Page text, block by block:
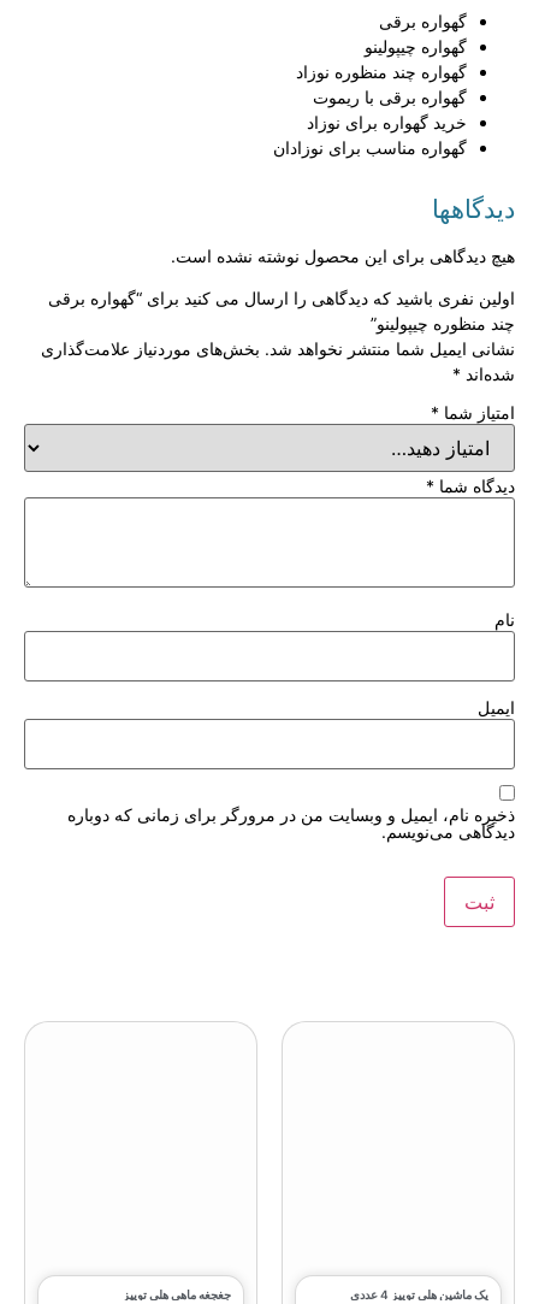
گهواره برقی
گهواره چیپولینو
گهواره چند منظوره نوزاد
گهواره برقی با ریموت
خرید گهواره برای نوزاد
گهواره مناسب برای نوزادان
دیدگاهها
هیچ دیدگاهی برای این محصول نوشته نشده است.
اولین نفری باشید که دیدگاهی را ارسال می کنید برای “گهواره برقی
چند منظوره چیپولینو”
نشانی ایمیل شما منتشر نخواهد شد. بخش‌های موردنیاز علامت‌گذاری
شده‌اند *
امتیاز شما *
دیدگاه شما *
نام
ایمیل
ذخیره نام، ایمیل و وبسایت من در مرورگر برای زمانی که دوباره
دیدگاهی می‌نویسم.
پک ماشین هلی توییز 4 عددی جغجغه ماهی هلی‌ توییز